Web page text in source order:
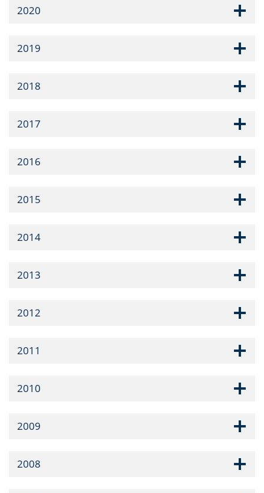
2020
2019
2018
2017
2016
2015
2014
2013
2012
2011
2010
2009
2008